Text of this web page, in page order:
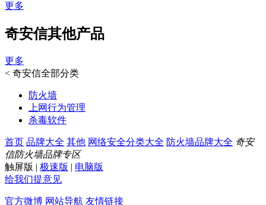
更多
奇安信其他产品
更多
< 奇安信全部分类
防火墙
上网行为管理
杀毒软件
首页 品牌大全 其他 网络安全分类大全 防火墙品牌大全 奇安
信防火墙品牌专区
触屏版 | 极速版 | 电脑版
给我们提意见
官方微博 网站导航 友情链接